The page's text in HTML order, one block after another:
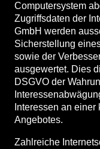
Computersystem
Zugriffsdaten der
GmbH werden
Sicherstellung
sowie der
ausgewertet. Dies
DSGVO der
Interessen an
Angebotes.
Zahlreiche